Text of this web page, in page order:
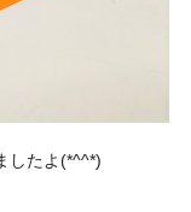
したよ(*^^*)